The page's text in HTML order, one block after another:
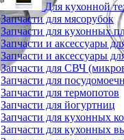
Для кухонной
Запчасти для мясорубок
Запчасти для кухонных
Запчасти и аксессуары
Запчасти и аксессуары
Запчасти для СВЧ
Запчасти для
Запчасти для термопотов
Запчасти для йогуртниц
Запчасти для кухонных
Запчасти для кухонных